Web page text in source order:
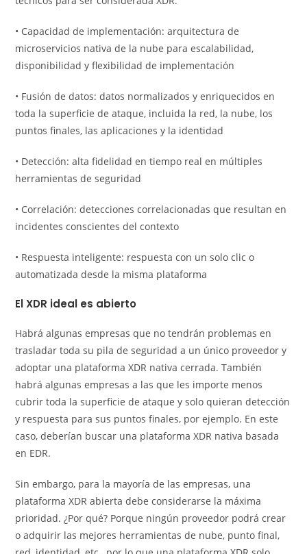
• Capacidad de implementación: arquitectura de
microservicios nativa de la nube para escalabilidad,
disponibilidad y flexibilidad de implementación
• Fusión de datos: datos normalizados y enriquecidos en
toda la superficie de ataque, incluida la red, la nube, los
puntos finales, las aplicaciones y la identidad
• Detección: alta fidelidad en tiempo real en múltiples
herramientas de seguridad
• Correlación: detecciones correlacionadas que resultan en
incidentes conscientes del contexto
• Respuesta inteligente: respuesta con un solo clic o
automatizada desde la misma plataforma
El XDR ideal es abierto
Habrá algunas empresas que no tendrán problemas en
trasladar toda su pila de seguridad a un único proveedor y
adoptar una plataforma XDR nativa cerrada. También
habrá algunas empresas a las que les importe menos
cubrir toda la superficie de ataque y solo quieran detección
y respuesta para sus puntos finales, por ejemplo. En este
caso, deberían buscar una plataforma XDR nativa basada
en EDR.
Sin embargo, para la mayoría de las empresas, una
plataforma XDR abierta debe considerarse la máxima
prioridad. ¿Por qué? Porque ningún proveedor podrá crear
o adquirir las mejores herramientas de nube, punto final,